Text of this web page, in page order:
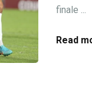
finale ...
Read